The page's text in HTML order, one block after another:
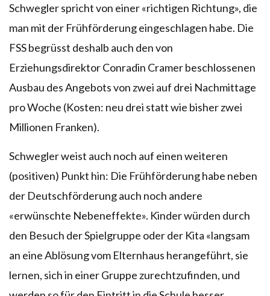
Schwegler spricht von einer «richtigen Richtung», die
man mit der Frühförderung eingeschlagen habe. Die
FSS begrüsst deshalb auch den von
Erziehungsdirektor Conradin Cramer beschlossenen
Ausbau des Angebots von zwei auf drei Nachmittage
pro Woche (Kosten: neu drei statt wie bisher zwei
Millionen Franken).
Schwegler weist auch noch auf einen weiteren
(positiven) Punkt hin: Die Frühförderung habe neben
der Deutschförderung auch noch andere
«erwünschte Nebeneffekte». Kinder würden durch
den Besuch der Spielgruppe oder der Kita «langsam
an eine Ablösung vom Elternhaus herangeführt, sie
lernen, sich in einer Gruppe zurechtzufinden, und